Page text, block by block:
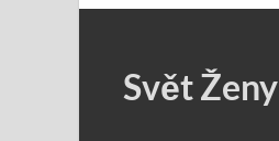
Svět Ženy